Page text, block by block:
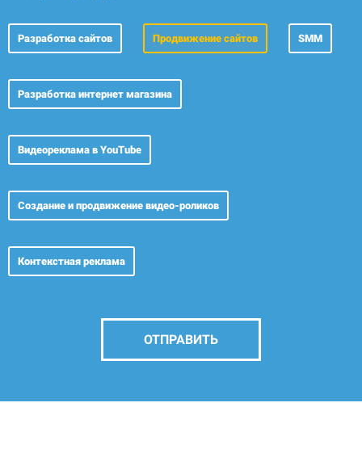
Разработка сайтов Продвижение сайтов SMM
Разработка интернет магазина
Видеореклама в YouTube
Создание и продвижение видео-роликов
Контекстная реклама
ОТПРАВИТЬ